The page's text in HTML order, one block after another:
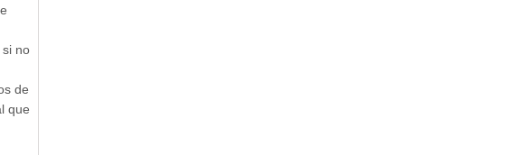
no
de
que